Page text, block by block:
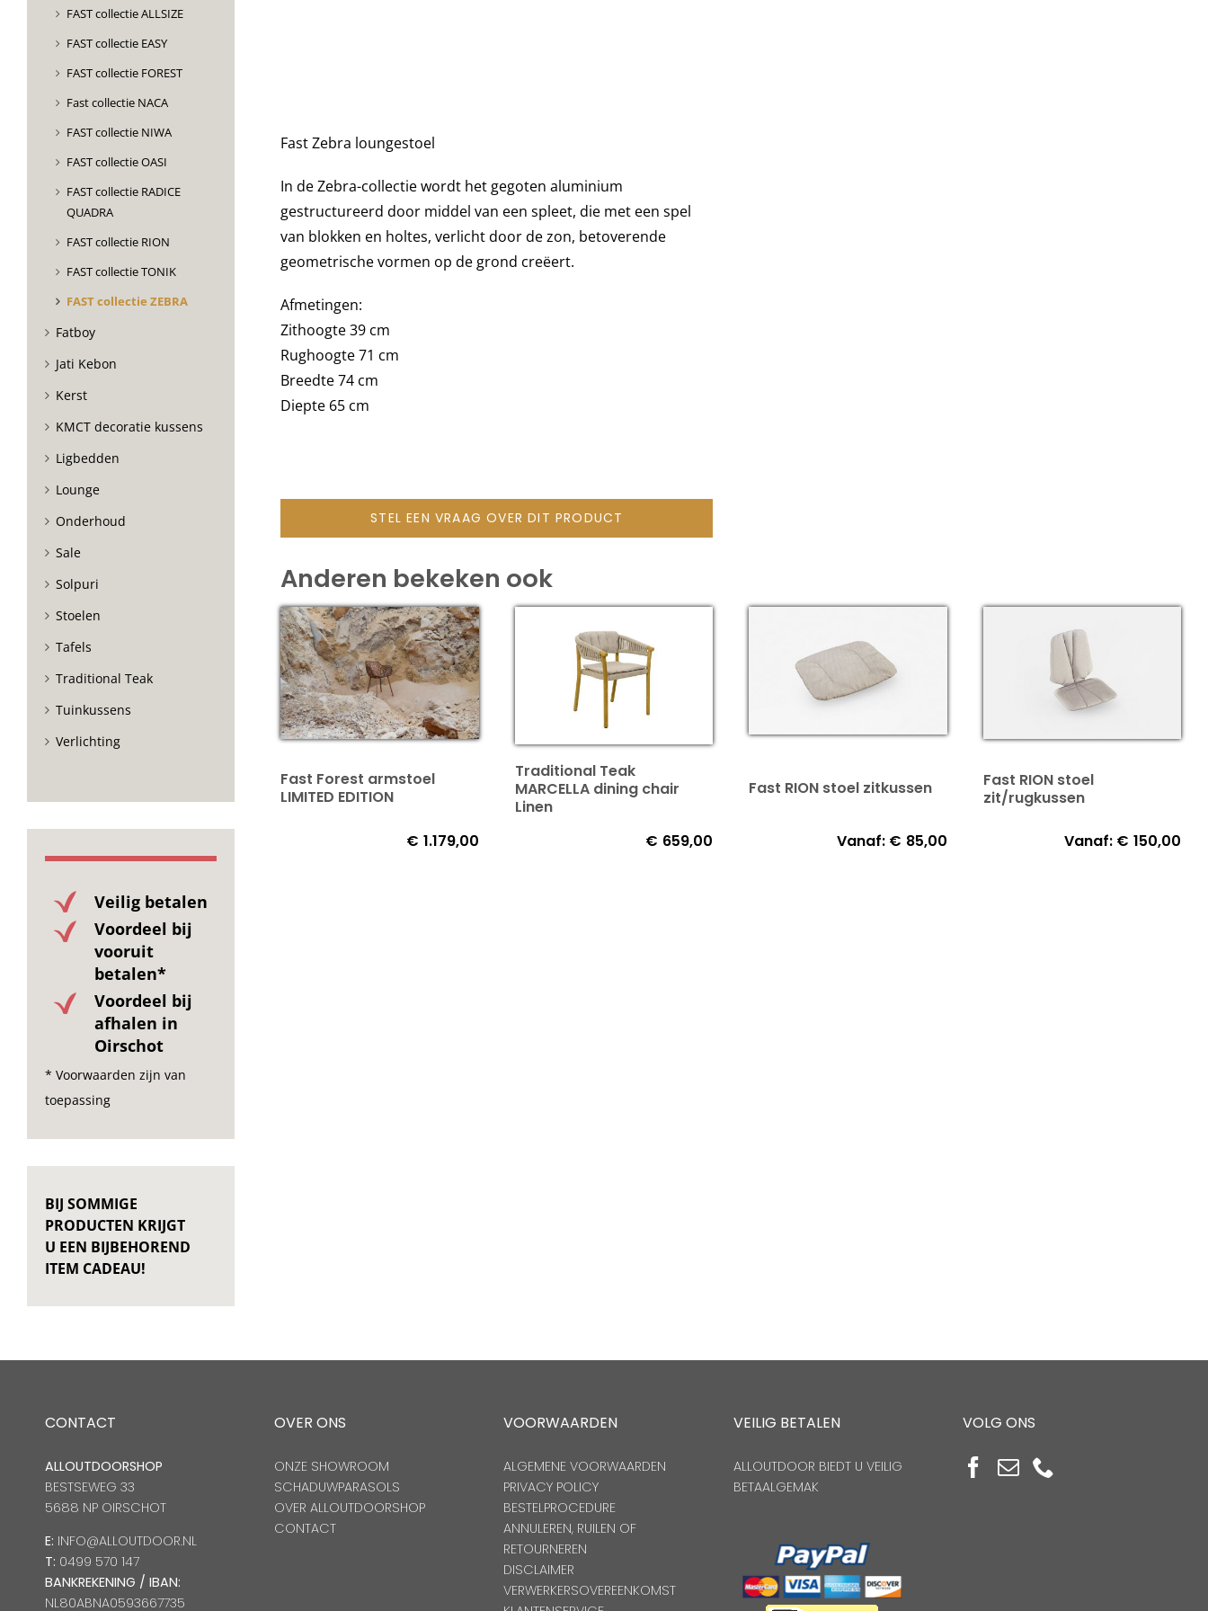
Fast Zebra loungestoel
In de Zebra-collectie wordt het gegoten aluminium
gestructureerd door middel van een spleet, die met een spel
van blokken en holtes, verlicht door de zon, betoverende
geometrische vormen op de grond creëert.
Afmetingen:
Zithoogte 39 cm
Rughoogte 71 cm
Breedte 74 cm
Diepte 65 cm
STEL EEN VRAAG OVER DIT PRODUCT
Anderen bekeken ook
Fast Forest armstoel
LIMITED EDITION
€ 1.179,00
Traditional Teak
MARCELLA dining chair
Linen
€ 659,00
Fast RION stoel zitkussen
Vanaf: € 85,00
Fast RION stoel
zit/rugkussen
Vanaf: € 150,00
FAST collectie ALLSIZE
FAST collectie EASY
FAST collectie FOREST
Fast collectie NACA
FAST collectie NIWA
FAST collectie OASI
FAST collectie RADICE
QUADRA
FAST collectie RION
FAST collectie TONIK
FAST collectie ZEBRA
Fatboy
Jati Kebon
Kerst
KMCT decoratie kussens
Ligbedden
Lounge
Onderhoud
Sale
Solpuri
Stoelen
Tafels
Traditional Teak
Tuinkussens
Verlichting
Veilig betalen
Voordeel bij
vooruit
betalen*
Voordeel bij
afhalen in
Oirschot
* Voorwaarden zijn van
toepassing
BIJ SOMMIGE
PRODUCTEN KRIJGT
U EEN BIJBEHOREND
ITEM CADEAU!
CONTACT
ALLOUTDOORSHOP
BESTSEWEG 33
5688 NP OIRSCHOT
E: INFO@ALLOUTDOOR.NL
T: 0499 570 147
BANKREKENING / IBAN:
NL80ABNA0593667735
OVER ONS
ONZE SHOWROOM
SCHADUWPARASOLS
OVER ALLOUTDOORSHOP
CONTACT
VOORWAARDEN
ALGEMENE VOORWAARDEN
PRIVACY POLICY
BESTELPROCEDURE
ANNULEREN, RUILEN OF
RETOURNEREN
DISCLAIMER
VERWERKERSOVEREENKOMST
VEILIG BETALEN
ALLOUTDOOR BIEDT U VEILIG
BETAALGEMAK
VOLG ONS